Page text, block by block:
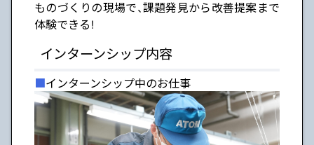
ものづくりの現場で、課題発見から改善提案まで
体験できる！
インターンシップ内容
インターンシップ中のお仕事